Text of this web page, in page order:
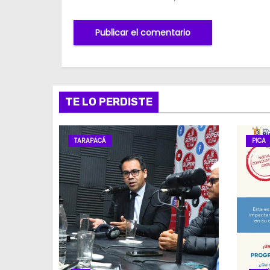
TE LO PERDISTE
TARAPACÁ PICA